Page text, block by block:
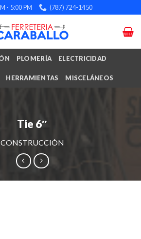
- 5:00 PM (787) 724-1450
PLOMERÍA ELECTRICIDAD
HERRAMIENTAS MISCELÁNEOS
Tie 6″
CONSTRUCCIÓN